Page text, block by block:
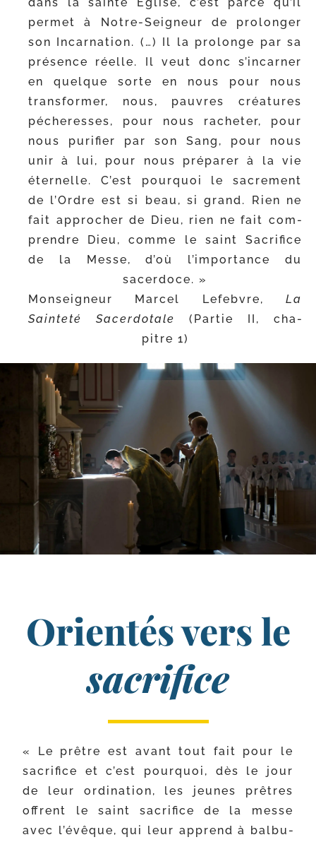
per­met à Notre-​Seigneur de pro­lon­ger
son Incarnation. (…) Il la pro­longe par sa
pré­sence réelle. Il veut donc s’incarner
en quelque sorte en nous pour nous
trans­for­mer, nous, pauvres créa­tures
péche­resses, pour nous rache­ter, pour
nous puri­fier par son Sang, pour nous
unir à lui, pour nous pré­pa­rer à la vie
éter­nelle. C’est pour­quoi le sacre­ment
de l’Ordre est si beau, si grand. Rien ne
fait appro­cher de Dieu, rien ne fait com­
prendre Dieu, comme le saint Sacrifice
de la Messe, d’où l’importance du
sacerdoce. »
Monseigneur Marcel Lefebvre, La
Sainteté Sacerdotale
(Partie II, cha­
pitre 1)
Orientés vers le
sacrifice
« Le prêtre est avant tout fait pour le
sacri­fice et c’est pour­quoi, dès le jour
de leur ordi­na­tion, les jeunes prêtres
offrent le saint sacri­fice de la messe
avec l’évêque, qui leur apprend à bal­bu­